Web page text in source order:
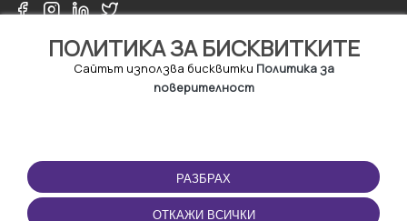
ПОЛИТИКА ЗА БИСКВИТКИТЕ
Сайтът използва бисквитки Политика за
поверителност
РАЗБРАХ
ОТКАЖИ ВСИЧКИ
ПОЛЗВАНЕ
Правила и условия за
ползване
ПРИЛОЖЕНИЕТО